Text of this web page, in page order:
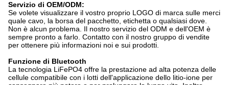
Servizio di OEM/ODM:
Se volete visualizzare il vostro proprio LOGO di marca sulle merci
quale cavo, la borsa del pacchetto, etichetta o qualsiasi dove.
Non è alcun problema. Il nostro servizio del ODM e dell'OEM è
sempre pronto a farlo. Contatto con il nostro gruppo di vendite
per ottenere più informazioni noi e sui prodotti.
Funzione di Bluetooth
La tecnologia LiFePO4 offre la prestazione ad alta potenza delle
cellule compatibile con i lotti dell'applicazione dello litio-ione per